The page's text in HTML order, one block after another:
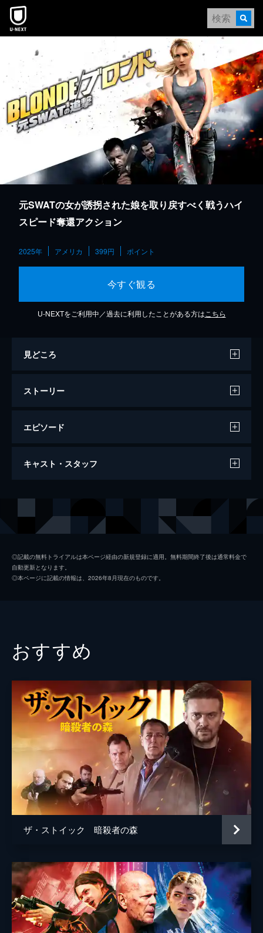
本文へスキップ
元SWATの女が誘拐された娘を取り戻すべく戦うハイ
スピード奪還アクション
2025年 アメリカ 399円 ポイント
今すぐ観る
U-NEXTをご利用中／過去に利用したことがある方は こちら
見どころ
ストーリー
エピソード
BLONDE/ブロンド 元SWATの追撃
キャスト・スタッフ
マット
脚本
チャド・ロー
ジョシュ・リッジウェイ
ユ・イェクン
◎記載の無料トライアルは本ページ経由の新規登録に適用。無料期間終了後は通常料金で
自動更新となります。
◎本ページに記載の情報は、2026年8月現在のものです。
おすすめ
ザ・ストイック 暗殺者の森